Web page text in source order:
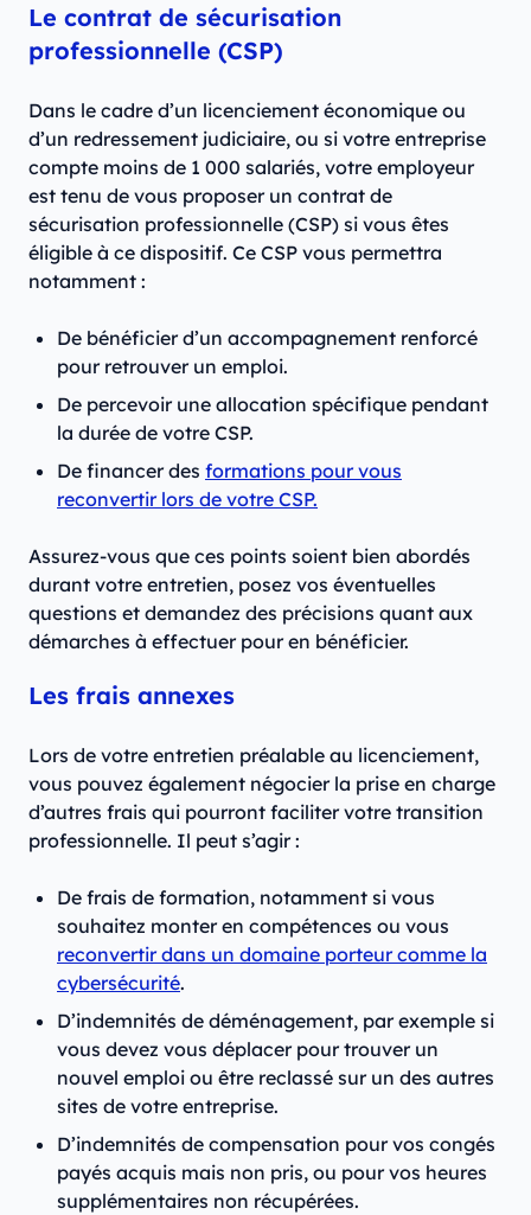
Le contrat de sécurisation
professionnelle (CSP)
Dans le cadre d’un licenciement économique ou
d’un redressement judiciaire, ou si votre entreprise
compte moins de 1 000 salariés, votre employeur
est tenu de vous proposer un contrat de
sécurisation professionnelle (CSP) si vous êtes
éligible à ce dispositif. Ce CSP vous permettra
notamment :
De bénéficier d’un accompagnement renforcé
pour retrouver un emploi.
De percevoir une allocation spécifique pendant
la durée de votre CSP.
De financer des formations pour vous
reconvertir lors de votre CSP.
Assurez-vous que ces points soient bien abordés
durant votre entretien, posez vos éventuelles
questions et demandez des précisions quant aux
démarches à effectuer pour en bénéficier.
Les frais annexes
Lors de votre entretien préalable au licenciement,
vous pouvez également négocier la prise en charge
d’autres frais qui pourront faciliter votre transition
professionnelle. Il peut s’agir :
De frais de formation, notamment si vous
souhaitez monter en compétences ou vous
reconvertir dans un domaine porteur comme la
cybersécurité.
D’indemnités de déménagement, par exemple si
vous devez vous déplacer pour trouver un
nouvel emploi ou être reclassé sur un des autres
sites de votre entreprise.
D’indemnités de compensation pour vos congés
payés acquis mais non pris, ou pour vos heures
supplémentaires non récupérées.